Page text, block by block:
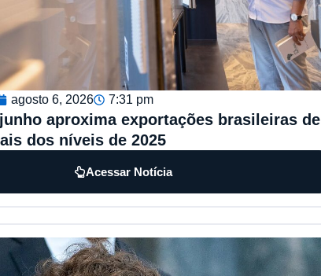
agosto 6, 2026 7:31 pm
aproxima exportações brasileiras de
dos níveis de 2025
Acessar Notícia